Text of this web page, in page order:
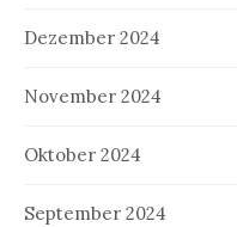
Dezember 2024
November 2024
Oktober 2024
September 2024